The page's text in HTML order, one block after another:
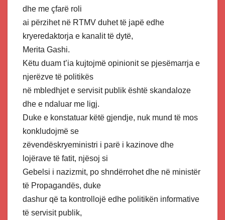
dhe me çfarë roli
ai përzihet në RTMV duhet të japë edhe
kryeredaktorja e kanalit të dytë,
Merita Gashi.
Këtu duam t’ia kujtojmë opinionit se pjesëmarrja e
njerëzve të politikës
në mbledhjet e servisit publik është skandaloze
dhe e ndaluar me ligj.
Duke e konstatuar këtë gjendje, nuk mund të mos
konkludojmë se
zëvendëskryeministri i parë i kazinove dhe
lojërave të fatit, njësoj si
Gebelsi i nazizmit, po shndërrohet dhe në ministër
të Propagandës, duke
dashur që ta kontrollojë edhe politikën informative
të servisit publik,